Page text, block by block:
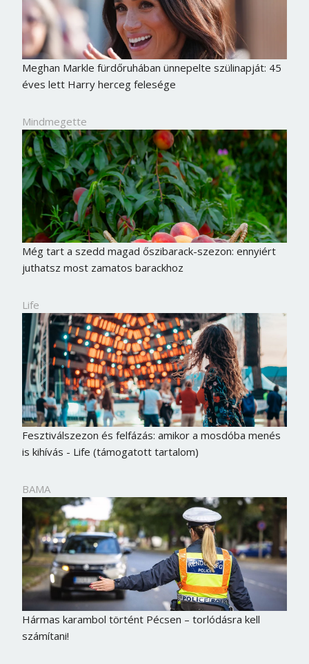
Meghan Markle fürdőruhában ünnepelte szülinapját: 45
éves lett Harry herceg felesége
Mindmegette
Még tart a szedd magad őszibarack-szezon: ennyiért
juthatsz most zamatos barackhoz
Life
Fesztiválszezon és felfázás: amikor a mosdóba menés
is kihívás - Life (támogatott tartalom)
BAMA
Hármas karambol történt Pécsen – torlódásra kell
számítani!
Jelszó
Mégse Bejelentkezés